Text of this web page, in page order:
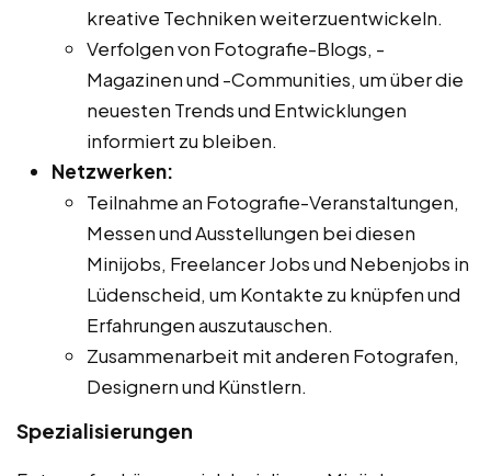
kreative Techniken weiterzuentwickeln.
Verfolgen von Fotografie-Blogs, -
Magazinen und -Communities, um über die
neuesten Trends und Entwicklungen
informiert zu bleiben.
Netzwerken:
Teilnahme an Fotografie-Veranstaltungen,
Messen und Ausstellungen bei diesen
Minijobs, Freelancer Jobs und Nebenjobs in
Lüdenscheid, um Kontakte zu knüpfen und
Erfahrungen auszutauschen.
Zusammenarbeit mit anderen Fotografen,
Designern und Künstlern.
Spezialisierungen